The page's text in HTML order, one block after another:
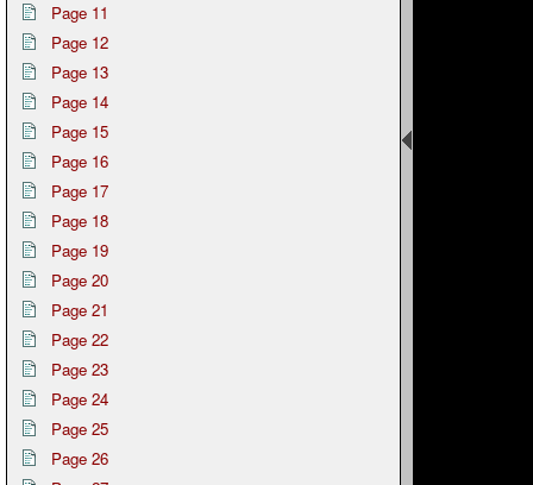
Page 11
Page 12
Page 13
Page 14
Page 15
Page 16
Page 17
Page 18
Page 19
Page 20
Page 21
Page 22
Page 23
Page 24
Page 25
Page 26